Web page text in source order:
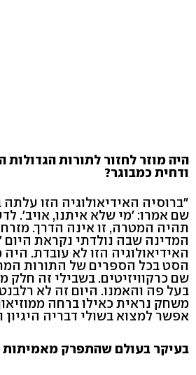
היה מוזר לחזור לתורות
ודחית כמבוגר?
"ברוסיה האידיאולוגיה הזו עלתה
שם אמרו: 'מי שלא איתנו, אויב'.
תהיה המטרה, זו אינה הדרך.
המדינה שבה נולדתי נקראת
האידיאולוגיה הזו לא עובדת.
הסט בכל הספרים של התורות
שם כרקוויזיטים. בשבילי זה חלק
בעל פה והאמנו. היום זה לא
משחק נראית כאילו ברחה
אפשר למצוא בשולי דבריה היגיון
בעיקר בעולם שהתפרק מאמיתות